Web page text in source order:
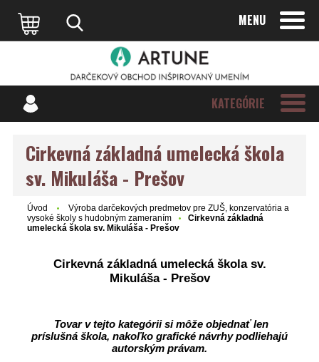
MENU
KATEGÓRIE
Cirkevná základná umelecká škola
sv. Mikuláša - Prešov
Úvod
Výroba darčekových predmetov pre ZUŠ, konzervatória a
vysoké školy s hudobným zameraním
Cirkevná základná
umelecká škola sv. Mikuláša - Prešov
Cirkevná základná umelecká škola sv.
Mikuláša - Prešov
Tovar v tejto kategórii si môže objednať len
príslušná škola, nakoľko grafické návrhy podliehajú
autorským právam.